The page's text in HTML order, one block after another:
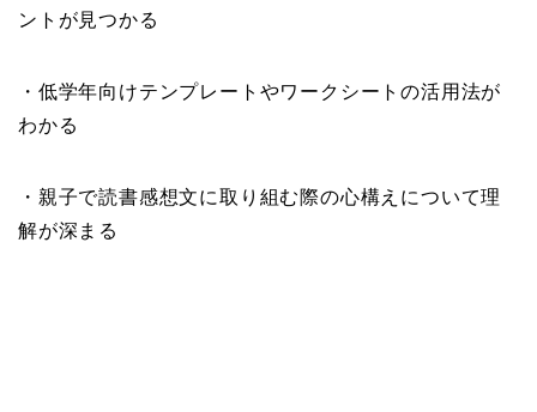
ントが見つかる
・低学年向けテンプレートやワークシートの活用法が
わかる
・親子で読書感想文に取り組む際の心構えについて理
解が深まる